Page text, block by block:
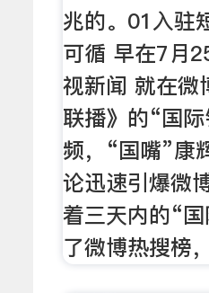
兆的。01入驻
可循 早在7月
视新闻 就在微
联播》的“国
频，“国嘴”康
论迅速引爆微
着三天内的“
了微博热搜榜